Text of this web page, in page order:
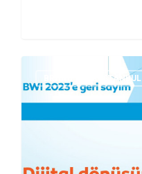
BRAND WEEK ISTANBUL